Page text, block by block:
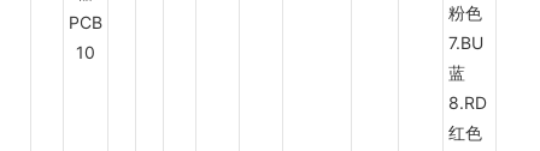
粉色
7.BU
蓝
8.RD
红色